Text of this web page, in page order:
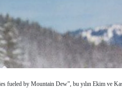
fueled by Mountain Dew”, bu yılın Ekim ve